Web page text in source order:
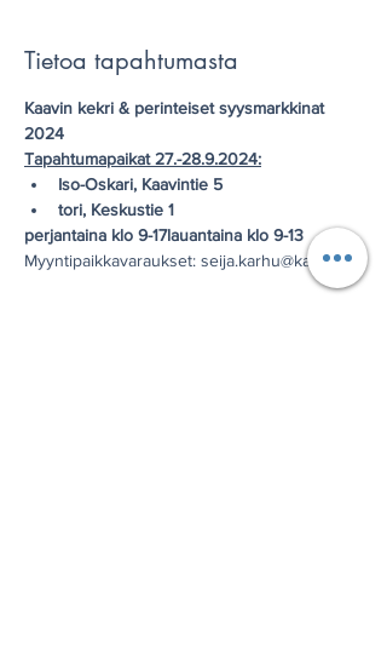
Tietoa tapahtumasta
Kaavin kekri & perinteiset syysmarkkinat
2024
Tapahtumapaikat 27.-28.9.2024:
Iso-Oskari, Kaavintie 5
tori, Keskustie 1
perjantaina klo 9-17lauantaina klo 9-13
Myyntipaikkavaraukset: seija.karhu@kaavi.fi